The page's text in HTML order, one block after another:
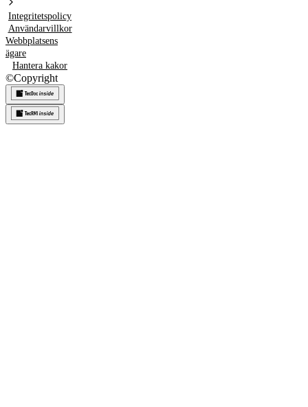
Integritetspolicy
Användarvillkor
Webbplatsens
ägare
Hantera kakor
©Copyright